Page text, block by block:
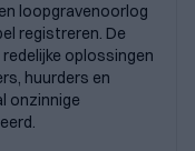
loopgravenoorlog
registreren. De
oplossingen
huurders en
onzinnige